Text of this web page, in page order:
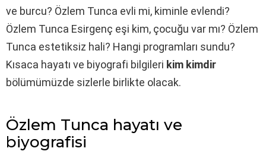
ve burcu? Özlem Tunca evli mi, kiminle evlendi?
Özlem Tunca Esirgenç eşi kim, çocuğu var mı? Özlem
Tunca estetiksiz hali? Hangi programları sundu?
Kısaca hayatı ve biyografi bilgileri kim kimdir
bölümümüzde sizlerle birlikte olacak.
Özlem Tunca hayatı ve
biyografisi